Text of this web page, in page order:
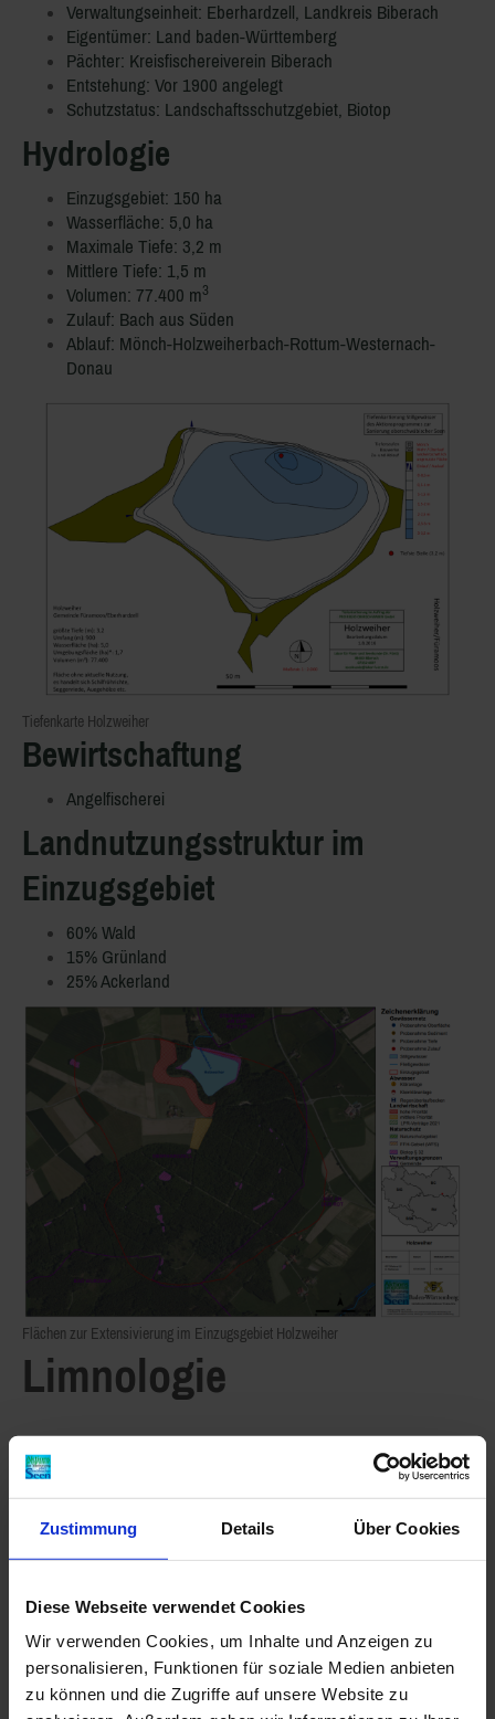
Zustimmung Details Über Cookies
Diese Webseite verwendet Cookies
Wir verwenden Cookies, um Inhalte und Anzeigen zu
personalisieren, Funktionen für soziale Medien anbieten
zu können und die Zugriffe auf unsere Website zu
Verwaltungseinheit: Eberhardzell, Landkreis Biberach
Eigentümer: Land baden-Württemberg
Pächter: Kreisfischereiverein Biberach
Entstehung: Vor 1900 angelegt
Schutzstatus: Landschaftsschutzgebiet, Biotop
Hydrologie
Einzugsgebiet: 150 ha
Wasserfläche: 5,0 ha
Maximale Tiefe: 3,2 m
Mittlere Tiefe: 1,5 m
Volumen: 77.400 m3
Zulauf: Bach aus Süden
Ablauf: Mönch-Holzweiherbach-Rottum-Westernach-
Donau
Tiefenkarte Holzweiher
Bewirtschaftung
Angelfischerei
Landnutzungsstruktur im
Einzugsgebiet
60% Wald
15% Grünland
25% Ackerland
Flächen zur Extensivierung im Einzugsgebiet Holzweiher
Limnologie
Phosphorwerte